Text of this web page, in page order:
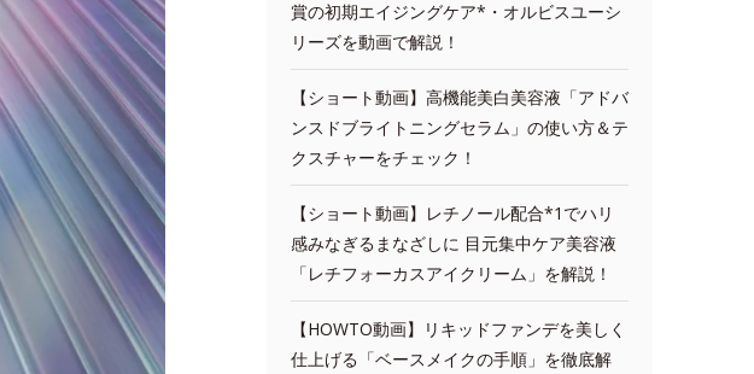
賞の初期エイジングケア*・オルビスユーシ
リーズを動画で解説！
【ショート動画】高機能美白美容液「アドバ
ンスドブライトニングセラム」の使い方＆テ
クスチャーをチェック！
【ショート動画】レチノール配合*1でハリ
感みなぎるまなざしに 目元集中ケア美容液
「レチフォーカスアイクリーム」を解説！
【HOWTO動画】リキッドファンデを美しく
仕上げる「ベースメイクの手順」を徹底解